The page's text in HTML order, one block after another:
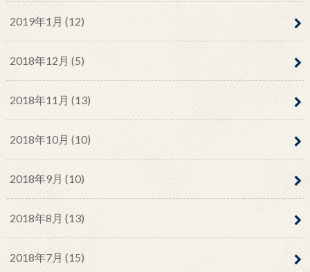
2019年1月 (12)
2018年12月 (5)
2018年11月 (13)
2018年10月 (10)
2018年9月 (10)
2018年8月 (13)
2018年7月 (15)